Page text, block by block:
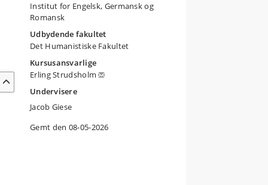
Institut for Engelsk, Germansk og
Romansk
Udbydende fakultet
Det Humanistiske Fakultet
Kursusansvarlige
Erling Strudsholm
Undervisere
Jacob Giese
Gemt den 08-05-2026